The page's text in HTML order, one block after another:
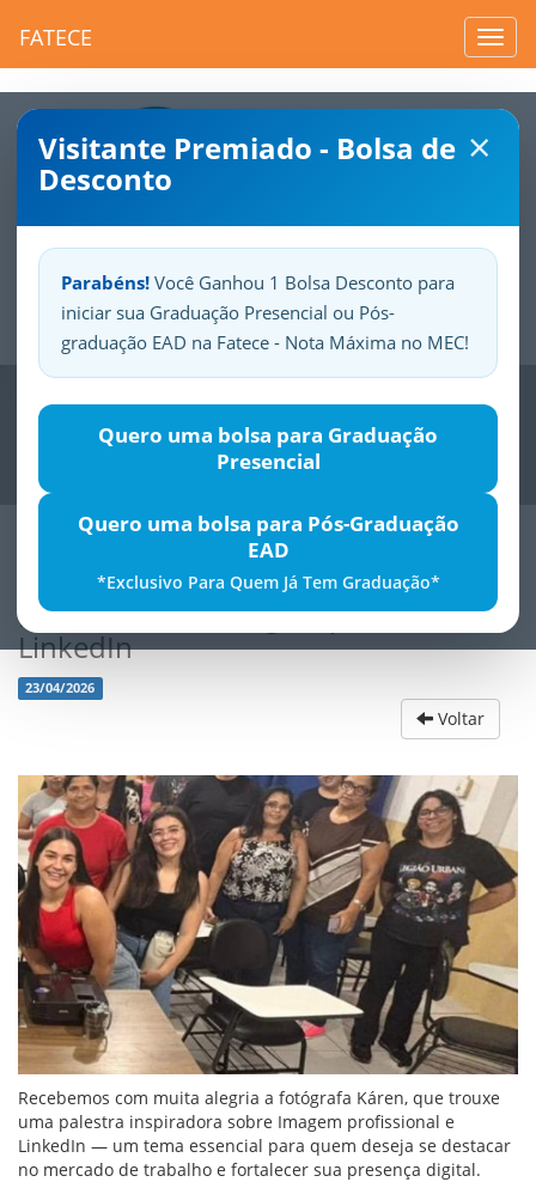
FATECE
×
Visitante Premiado - Bolsa de
Desconto
Parabéns! Você Ganhou 1 Bolsa Desconto para
iniciar sua Graduação Presencial ou Pós-
graduação EAD na Fatece - Nota Máxima no MEC!
Quero uma bolsa para Graduação
Presencial
Quero uma bolsa para Pós-Graduação
EAD
*Exclusivo Para Quem Já Tem Graduação*
SuaFatece.Seuorgulho.
Previous
Palestra sobre Imagem profissional e
LinkedIn
23/04/2026
Voltar
Recebemos com muita alegria a fotógrafa Káren, que trouxe
uma palestra inspiradora sobre Imagem profissional e
LinkedIn — um tema essencial para quem deseja se destacar
no mercado de trabalho e fortalecer sua presença digital.